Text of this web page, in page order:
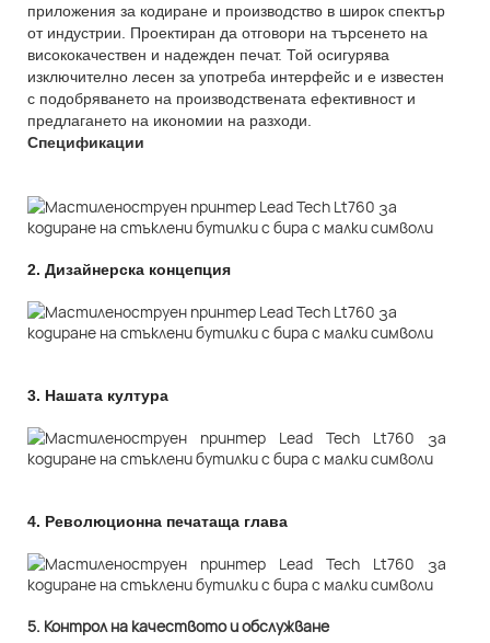
приложения за кодиране и производство в широк спектър
от индустрии. Проектиран да отговори на търсенето на
висококачествен и надежден печат. Той осигурява
изключително лесен за употреба интерфейс и е известен
с подобряването на производствената ефективност и
предлагането на икономии на разходи.
Спецификации
2. Дизайнерска концепция
3. Нашата култура
4. Революционна печатаща глава
5. Контрол на качеството и обслужване